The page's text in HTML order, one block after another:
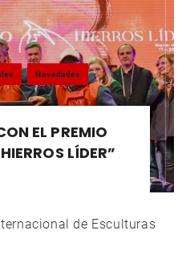
Novedades
EL PREMIO
LÍDER”
de Esculturas